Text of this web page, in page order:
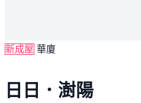
新成屋 華廈
日日．澍陽